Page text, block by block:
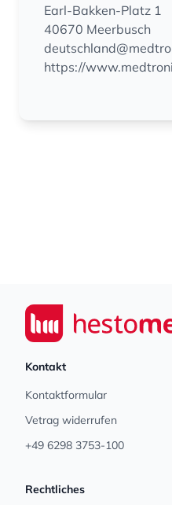
Earl-Bakken-Platz 1
40670 Meerbusch
https://
Seiwert GmbH
Kontakt
Kontaktformular
Vetrag widerrufen
+49 6298 3753-100
Rechtliches